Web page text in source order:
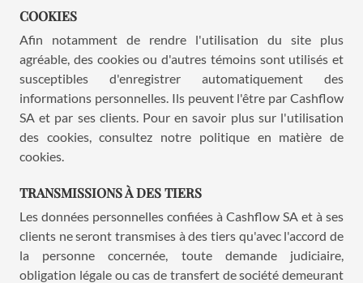
COOKIES
Afin notamment de rendre l'utilisation du site plus
agréable, des cookies ou d'autres témoins sont utilisés et
susceptibles d'enregistrer automatiquement des
informations personnelles. Ils peuvent l'être par Cashflow
SA et par ses clients. Pour en savoir plus sur l'utilisation
des cookies, consultez notre politique en matière de
cookies.
TRANSMISSIONS À DES TIERS
Les données personnelles confiées à Cashflow SA et à ses
clients ne seront transmises à des tiers qu'avec l'accord de
la personne concernée, toute demande judiciaire,
obligation légale ou cas de transfert de société demeurant